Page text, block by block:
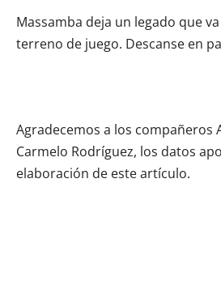
Massamba deja un legado que
terreno de juego. Descanse en
Agradecemos a los compañeros
Carmelo Rodríguez, los datos
elaboración de este artículo.